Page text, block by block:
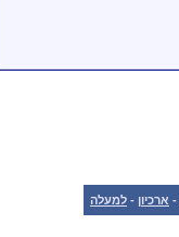
- ארכיון - למעלה